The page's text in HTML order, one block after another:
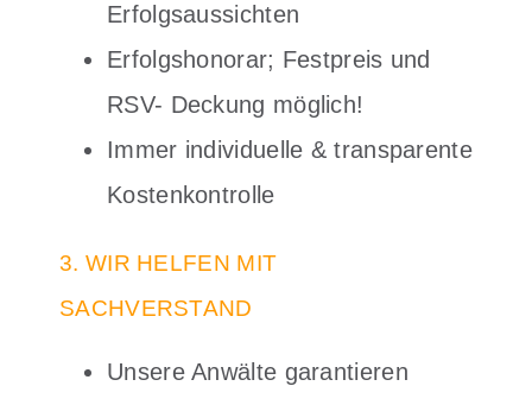
Erfolgsaussichten
Erfolgshonorar; Festpreis und
RSV- Deckung möglich!
Immer individuelle & transparente
Kostenkontrolle
3. WIR HELFEN MIT
SACHVERSTAND
Unsere Anwälte garantieren